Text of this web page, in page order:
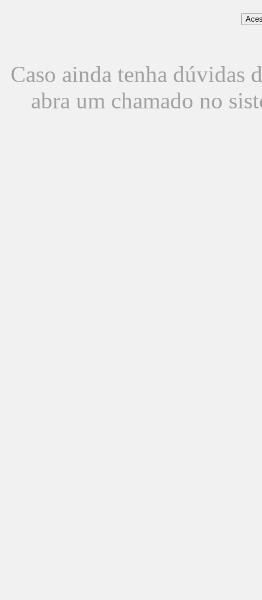
Caso ainda tenha dúvidas
abra um chamado no